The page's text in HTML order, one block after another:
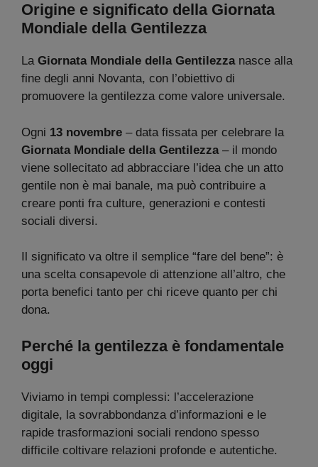
Origine e significato della Giornata
Mondiale della Gentilezza
La Giornata Mondiale della Gentilezzanasce alla
fine degli anni Novanta, con l’obiettivo di
promuovere la gentilezza come valore universale.
Ogni 13 novembre – data fissata per celebrare la
Giornata Mondiale della Gentilezza– il mondo
viene sollecitato ad abbracciare l’idea che un atto
gentile non è mai banale, ma può contribuire a
creare ponti fra culture, generazioni e contesti
sociali diversi.
Il significato va oltre il semplice “fare del bene”: è
una scelta consapevole di attenzione all’altro, che
porta benefici tanto per chi riceve quanto per chi
dona.
Perché la gentilezza è fondamentale
oggi
Viviamo in tempi complessi: l’accelerazione
digitale, la sovrabbondanza d’informazioni e le
rapide trasformazioni sociali rendono spesso
difficile coltivare relazioni profonde e autentiche.